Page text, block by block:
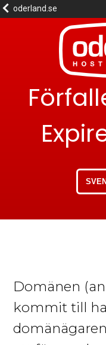
oderland.se
Domänen
kommit till